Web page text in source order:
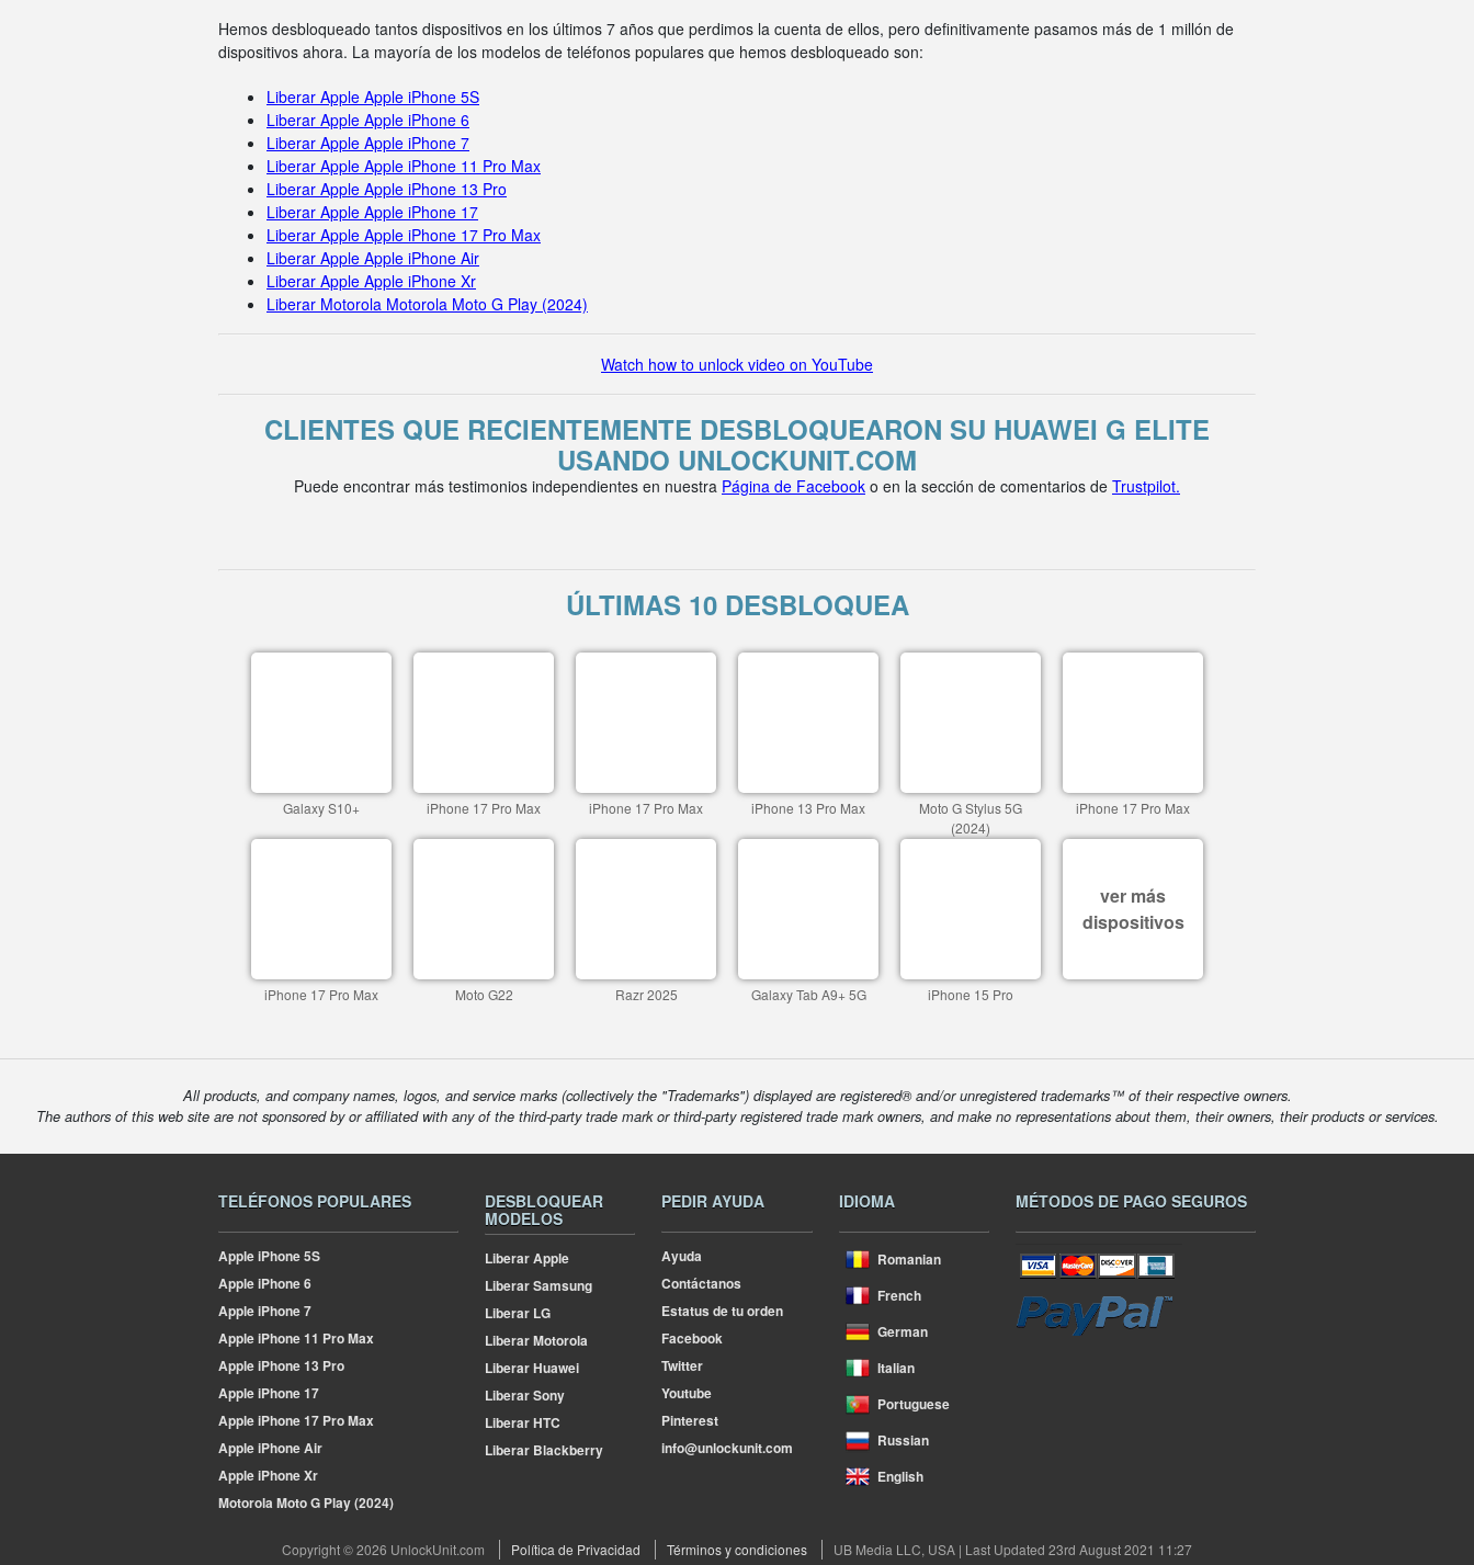
Hemos desbloqueado tantos dispositivos en los últimos 7 años que perdimos la cuenta de ellos, pero definitivamente pasamos más de 1 millón de
dispositivos ahora. La mayoría de los modelos de teléfonos populares que hemos desbloqueado son:
Liberar Apple Apple iPhone 5S
Liberar Apple Apple iPhone 6
Liberar Apple Apple iPhone 7
Liberar Apple Apple iPhone 11 Pro Max
Liberar Apple Apple iPhone 13 Pro
Liberar Apple Apple iPhone 17
Liberar Apple Apple iPhone 17 Pro Max
Liberar Apple Apple iPhone Air
Liberar Apple Apple iPhone Xr
Liberar Motorola Motorola Moto G Play (2024)
Watch how to unlock video on YouTube
CLIENTES QUE RECIENTEMENTE DESBLOQUEARON SU HUAWEI G ELITE
USANDO UNLOCKUNIT.COM
Puede encontrar más testimonios independientes en nuestra Página de Facebook o en la sección de comentarios de Trustpilot.
ÚLTIMAS 10 DESBLOQUEA
Galaxy S10+ iPhone 17 Pro Max iPhone 17 Pro Max iPhone 13 Pro Max
Moto G Stylus 5G
(2024)
iPhone 17 Pro Max
iPhone 17 Pro Max Moto G22 Razr 2025 Galaxy Tab A9+ 5G iPhone 15 Pro
ver más
dispositivos
All products, and company names, logos, and service marks (collectively the "Trademarks") displayed are registered® and/or unregistered trademarks™ of their respective owners.
The authors of this web site are not sponsored by or affiliated with any of the third-party trade mark or third-party registered trade mark owners, and make no representations about them, their owners, their products or services.
TELÉFONOS POPULARES
AppleiPhone 5S
AppleiPhone 6
AppleiPhone 7
AppleiPhone 11 Pro Max
AppleiPhone 13 Pro
AppleiPhone 17
AppleiPhone 17 Pro Max
AppleiPhone Air
AppleiPhone Xr
MotorolaMoto G Play (2024)
DESBLOQUEAR
MODELOS
Liberar Apple
Liberar Samsung
Liberar LG
Liberar Motorola
Liberar Huawei
Liberar Sony
Liberar HTC
Liberar Blackberry
PEDIR AYUDA
Ayuda
Contáctanos
Estatus de tu orden
Facebook
Twitter
Youtube
Pinterest
info@unlockunit.com
IDIOMA
Romanian
French
German
Italian
Portuguese
Russian
English
MÉTODOS DE PAGO SEGUROS
Copyright © 2026 UnlockUnit.com Política de Privacidad Términos y condiciones UB Media LLC, USA | Last Updated 23rd August 2021 11:27